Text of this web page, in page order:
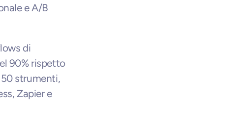
e A/B
di
90% rispetto
strumenti,
Zapier e